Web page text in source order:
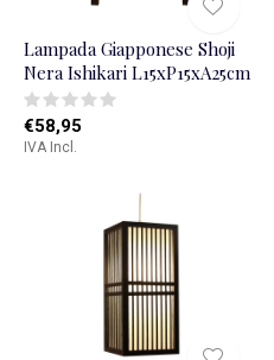
Lampada Giapponese Shoji
Nera Ishikari L15xP15xA25cm
€58,95
IVA Incl.